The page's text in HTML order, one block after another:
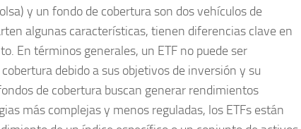
y un fondo de cobertura son dos vehículos de
algunas características, tienen diferencias clave en
En términos generales, un ETF no puede ser
debido a sus objetivos de inversión y su
de cobertura buscan generar rendimientos
más complejas y menos reguladas, los ETFs están